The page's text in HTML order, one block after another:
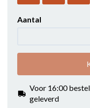
Aantal
Voor 16:00
geleverd